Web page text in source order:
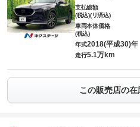
支払総額
(税込)(リ済込)
車両本体価格
(税込)
年式2018(平成30)年
走行5.1万km
この販売店の